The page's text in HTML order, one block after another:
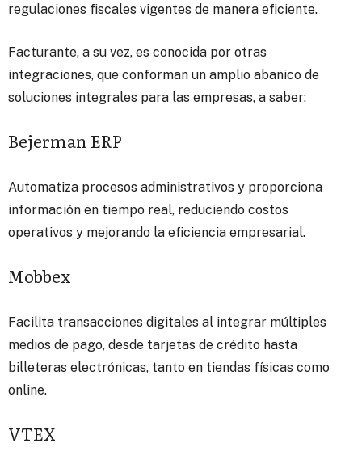
regulaciones fiscales vigentes de manera eficiente.
Facturante, a su vez, es conocida por otras
integraciones, que conforman un amplio abanico de
soluciones integrales para las empresas, a saber:
Bejerman ERP
Automatiza procesos administrativos y proporciona
información en tiempo real, reduciendo costos
operativos y mejorando la eficiencia empresarial.
Mobbex
Facilita transacciones digitales al integrar múltiples
medios de pago, desde tarjetas de crédito hasta
billeteras electrónicas, tanto en tiendas físicas como
online.
VTEX